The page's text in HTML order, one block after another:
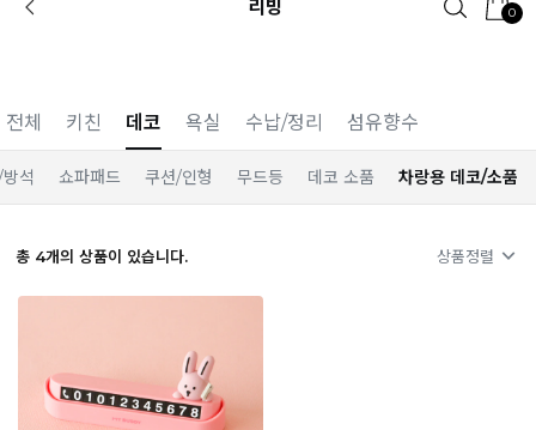
카카오 플친 추가하면1천원 즉시 할인 쿠폰
리빙 0
전체 키친 데코 욕실 수납/정리 섬유향수
석 쇼파패드 쿠션/인형 무드등 데코 소품 차랑용 데코/소품
총 4개의 상품이 있습니다. 상품정렬